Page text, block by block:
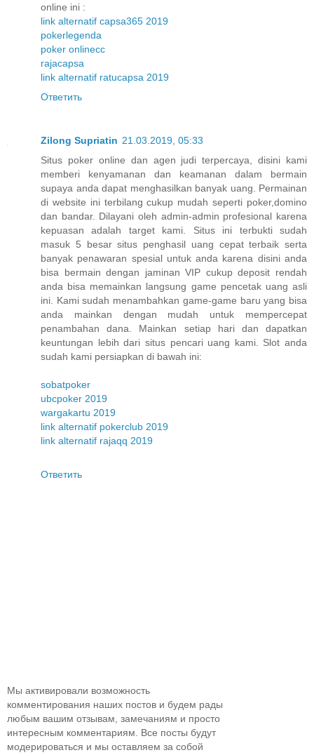
online ini :
link alternatif capsa365 2019
pokerlegenda
poker onlinecc
rajacapsa
link alternatif ratucapsa 2019
Ответить
Zilong Supriatin 21.03.2019, 05:33
Situs poker online dan agen judi terpercaya, disini kami
memberi kenyamanan dan keamanan dalam bermain
supaya anda dapat menghasilkan banyak uang. Permainan
di website ini terbilang cukup mudah seperti poker,domino
dan bandar. Dilayani oleh admin-admin profesional karena
kepuasan adalah target kami. Situs ini terbukti sudah
masuk 5 besar situs penghasil uang cepat terbaik serta
banyak penawaran spesial untuk anda karena disini anda
bisa bermain dengan jaminan VIP cukup deposit rendah
anda bisa memainkan langsung game pencetak uang asli
ini. Kami sudah menambahkan game-game baru yang bisa
anda mainkan dengan mudah untuk mempercepat
penambahan dana. Mainkan setiap hari dan dapatkan
keuntungan lebih dari situs pencari uang kami. Slot anda
sudah kami persiapkan di bawah ini:
sobatpoker
ubcpoker 2019
wargakartu 2019
link alternatif pokerclub 2019
link alternatif rajaqq 2019
Ответить
Мы активировали возможность
комментирования наших постов и будем рады
любым вашим отзывам, замечаниям и просто
интересным комментариям. Все посты будут
модерироваться и мы оставляем за собой